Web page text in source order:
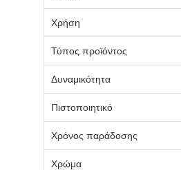
Χρήση
Τύπος προϊόντος
Δυναμικότητα
Πιστοποιητικό
Χρόνος παράδοσης
Χρώμα